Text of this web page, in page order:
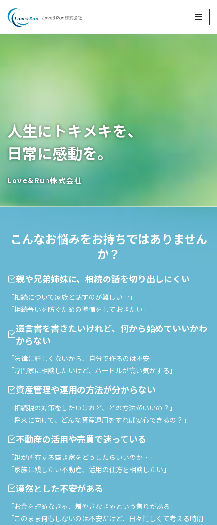
コ
ッ
プ
人生にトキメキを、
日常に感動を。
Love&Run株式会社
こんなお悩みをお持ちではありません
か？
親や兄弟姉妹に、相続の話を切り出しにくい
「相続について家族と話すのが難しい…」
「相続争いを防ぐための準備をしておきたい」
遺言書を書きたいけれど、何から始めていいかわ
からない
「法律に詳しくないから、自分で作るのは不安」
「専門家に相談したいけど、ハードルが高い気がする」
資産管理や運用の方法が分からない
「相続税の対策をしたいけれど、どの方法がいいの？」
「将来に向けて、どんな資産運用をすれば安心できるの？」
不動産の活用や売買で迷っている
「親が所有する空き家をどうしたらいいのか…」
「家族に残したい不動産、活用の仕方を相談したい」
漠然とした不安がある
「お金を貯めなきゃ、増やさなきゃという焦りがある」
「このまま何もしないのは不安だけど、日々忙しくて考える時間